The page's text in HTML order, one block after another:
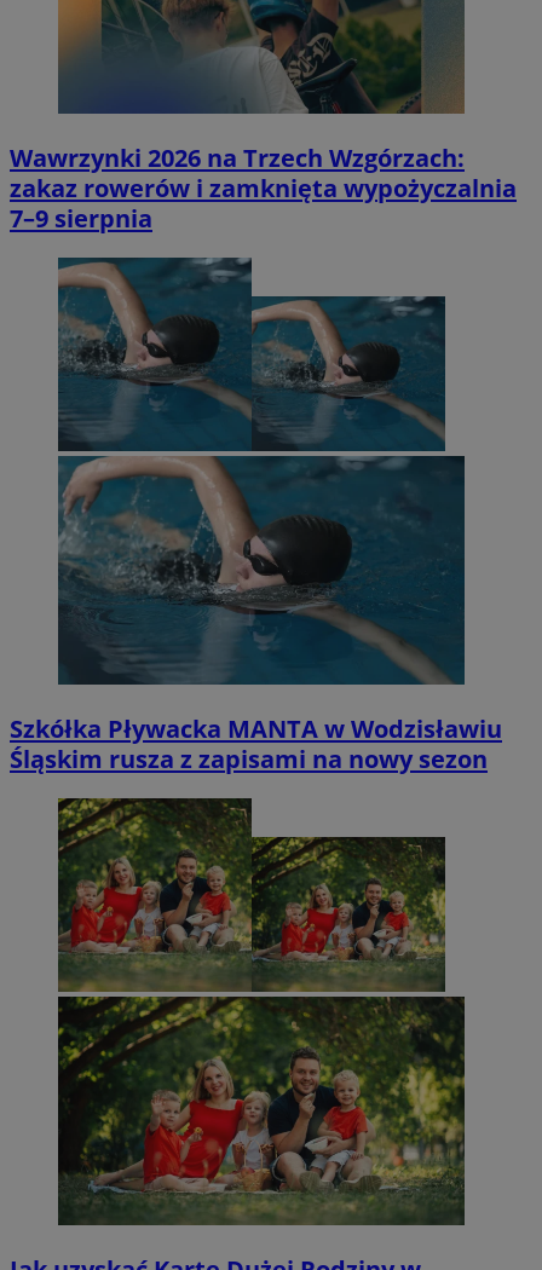
Wawrzynki 2026 na Trzech Wzgórzach:
zakaz rowerów i zamknięta wypożyczalnia
7–9 sierpnia
Szkółka Pływacka MANTA w Wodzisławiu
Śląskim rusza z zapisami na nowy sezon